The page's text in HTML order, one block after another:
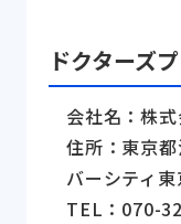
ドクターズ
会社名：株
住所：東京
バーシティ
TEL：070-